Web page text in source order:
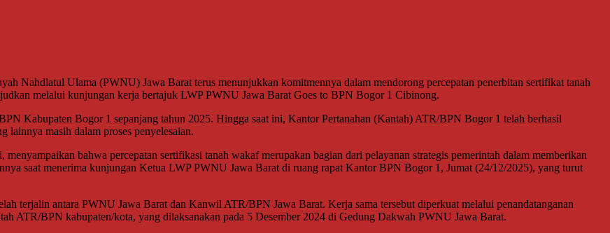
Nahdlatul Ulama (PWNU) Jawa Barat terus menunjukkan komitmennya dalam mendorong percepatan penerbitan sertifikat tanah
melalui kunjungan kerja bertajuk LWP PWNU Jawa Barat Goes to BPN Bogor 1 Cibinong.
Kabupaten Bogor 1 sepanjang tahun 2025. Hingga saat ini, Kantor Pertanahan (Kantah) ATR/BPN Bogor 1 telah berhasil
lainnya masih dalam proses penyelesaian.
bahwa percepatan sertifikasi tanah wakaf merupakan bagian dari pelayanan strategis pemerintah dalam memberikan
saat menerima kunjungan Ketua LWP PWNU Jawa Barat di ruang rapat Kantor BPN Bogor 1, Jumat (24/12/2025), yang turut
terjalin antara PWNU Jawa Barat dan Kanwil ATR/BPN Jawa Barat. Kerja sama tersebut diperkuat melalui penandatanganan
ATR/BPN kabupaten/kota, yang dilaksanakan pada 5 Desember 2024 di Gedung Dakwah PWNU Jawa Barat.